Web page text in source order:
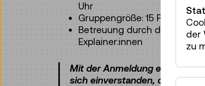
Uhr
Gruppengröße: 15 Personen
Betreuung durch drei
Explainer:innen
Mit der Anmeldung erklärt
sich einverstanden, dass sein/
der
zu